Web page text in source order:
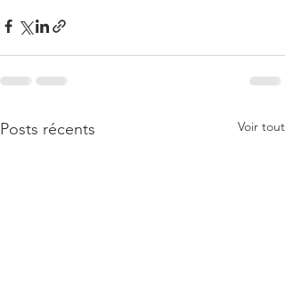
Posts récents Voir tout